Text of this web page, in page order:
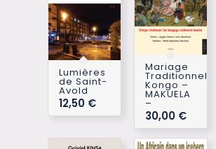
Lumières
de Saint-
Avold
12,50 €
Mariage
Traditionnel
Kongo –
MAKUELA
–
30,00 €